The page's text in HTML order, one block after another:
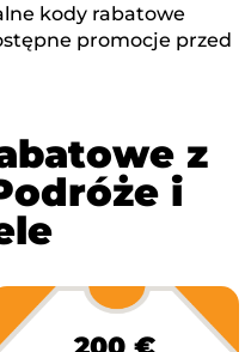
kody rabatowe
promocje przed
z
i